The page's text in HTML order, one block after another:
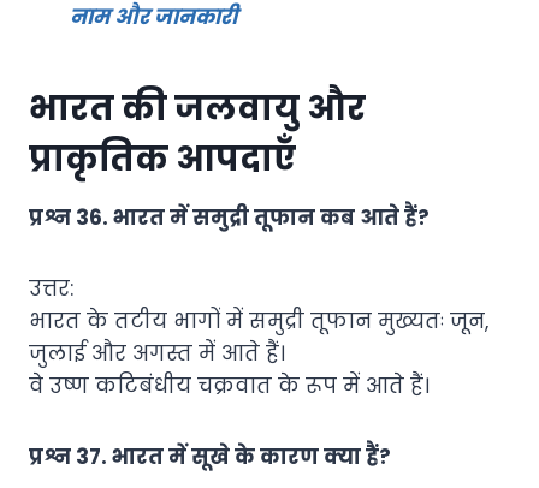
नाम और जानकारी
भारत की जलवायु और
प्राकृतिक आपदाएँ
प्रश्न 36. भारत में समुद्री तूफान कब आते हैं?
उत्तर:
भारत के तटीय भागों में समुद्री तूफान मुख्यतः जून,
जुलाई और अगस्त में आते हैं।
वे उष्ण कटिबंधीय चक्रवात के रूप में आते हैं।
प्रश्न 37. भारत में सूखे के कारण क्या हैं?